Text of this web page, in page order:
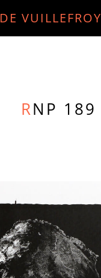
DE VUILLEFROY
RNP 189